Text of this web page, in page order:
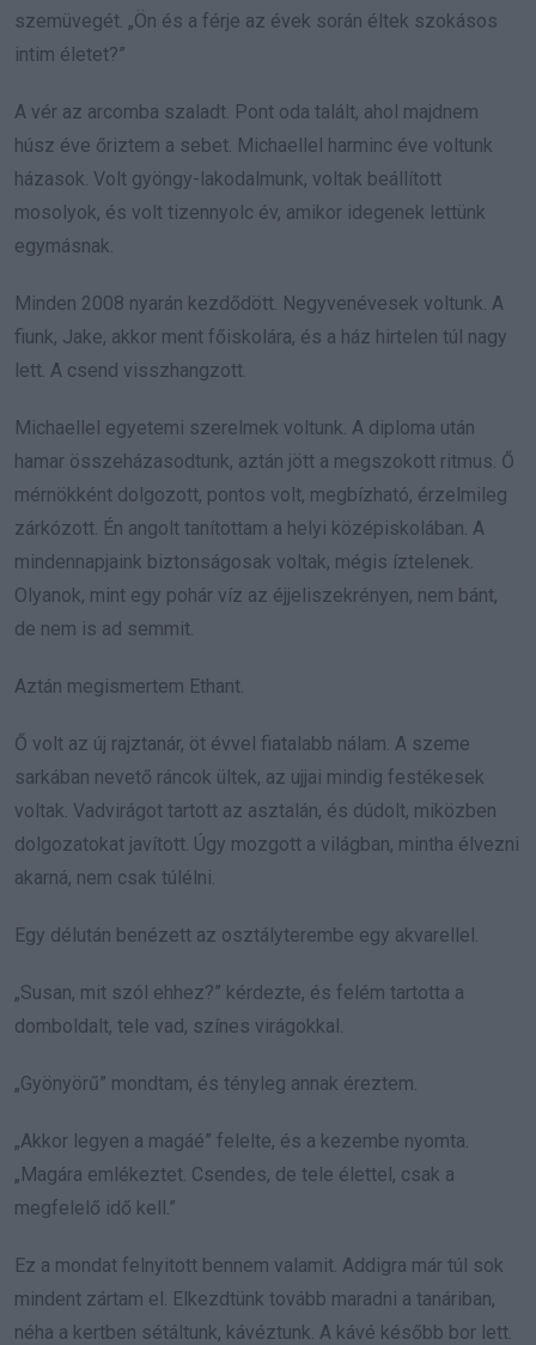
szemüvegét. „Ön és a férje az évek során éltek szokásos
intim életet?”
A vér az arcomba szaladt. Pont oda talált, ahol majdnem
húsz éve őriztem a sebet. Michaellel harminc éve voltunk
házasok. Volt gyöngy-lakodalmunk, voltak beállított
mosolyok, és volt tizennyolc év, amikor idegenek lettünk
egymásnak.
Minden 2008 nyarán kezdődött. Negyvenévesek voltunk. A
fiunk, Jake, akkor ment főiskolára, és a ház hirtelen túl nagy
lett. A csend visszhangzott.
Michaellel egyetemi szerelmek voltunk. A diploma után
hamar összeházasodtunk, aztán jött a megszokott ritmus. Ő
mérnökként dolgozott, pontos volt, megbízható, érzelmileg
zárkózott. Én angolt tanítottam a helyi középiskolában. A
mindennapjaink biztonságosak voltak, mégis íztelenek.
Olyanok, mint egy pohár víz az éjjeliszekrényen, nem bánt,
de nem is ad semmit.
Aztán megismertem Ethant.
Ő volt az új rajztanár, öt évvel fiatalabb nálam. A szeme
sarkában nevető ráncok ültek, az ujjai mindig festékesek
voltak. Vadvirágot tartott az asztalán, és dúdolt, miközben
dolgozatokat javított. Úgy mozgott a világban, mintha élvezni
akarná, nem csak túlélni.
Egy délután benézett az osztályterembe egy akvarellel.
„Susan, mit szól ehhez?” kérdezte, és felém tartotta a
domboldalt, tele vad, színes virágokkal.
„Gyönyörű” mondtam, és tényleg annak éreztem.
„Akkor legyen a magáé” felelte, és a kezembe nyomta.
„Magára emlékeztet. Csendes, de tele élettel, csak a
megfelelő idő kell.”
Ez a mondat felnyitott bennem valamit. Addigra már túl sok
mindent zártam el. Elkezdtünk tovább maradni a tanáriban,
néha a kertben sétáltunk, kávéztunk. A kávé később bor lett.